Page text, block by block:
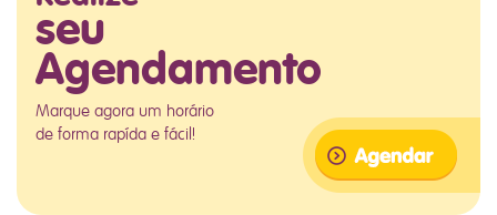
seu
Agendamento
Marque agora um horário
de forma rapída e fácil!